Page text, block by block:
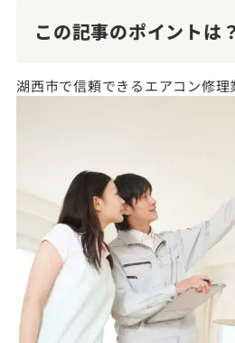
この記事のポイントは
湖西市で信頼できるエアコン修理